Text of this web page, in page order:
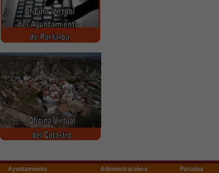
Ayuntamiento
Administración-e
Partaloa